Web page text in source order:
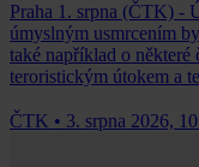
Praha 1. srpna (ČTK) -
úmyslným usmrcením
také například o
teroristickým útokem a
ČTK • 3. srpna 2026,